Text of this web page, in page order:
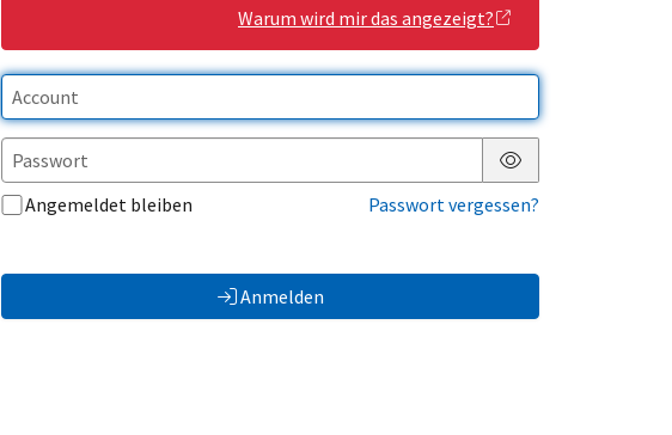
Warum wird mir das angezeigt?
Passwort anzeigen
Angemeldet bleiben
Passwort vergessen?
Anmelden